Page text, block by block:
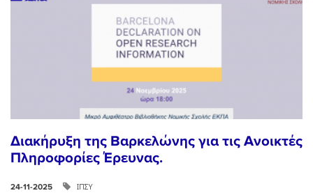
Διακήρυξη της Βαρκελώνης για τις Ανοικτές
Πληροφορίες Έρευνας.
24-11-2025 ΙΠΣΥ